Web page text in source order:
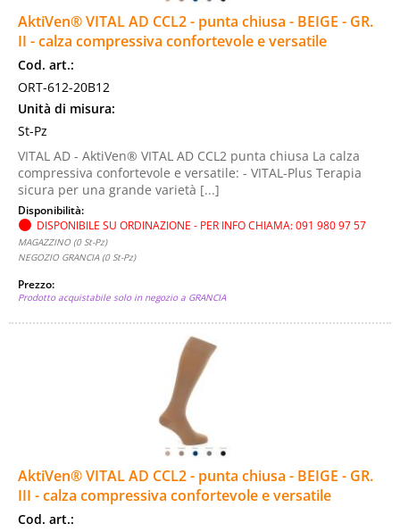
AktiVen® VITAL AD CCL2 - punta chiusa - BEIGE - GR.
II - calza compressiva confortevole e versatile
Cod. art.:
ORT-612-20B12
Unità di misura:
St-Pz
VITAL AD - AktiVen® VITAL AD CCL2 punta chiusa La calza
compressiva confortevole e versatile: - VITAL-Plus Terapia
sicura per una grande varietà [...]
Disponibilità:
DISPONIBILE SU ORDINAZIONE - PER INFO CHIAMA: 091 980 97 57
MAGAZZINO (0 St-Pz)
NEGOZIO GRANCIA (0 St-Pz)
Prezzo:
Prodotto acquistabile solo in negozio a GRANCIA
AktiVen® VITAL AD CCL2 - punta chiusa - BEIGE - GR.
III - calza compressiva confortevole e versatile
Cod. art.: